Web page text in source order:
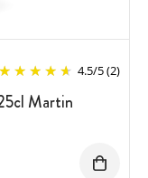
4.5/5(2)
Martin